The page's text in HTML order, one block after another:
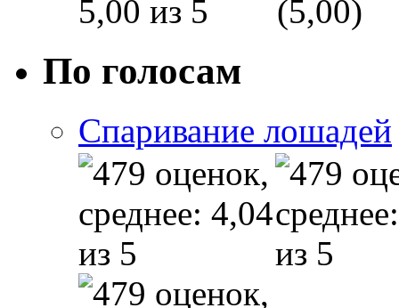
(5,00)
По голосам
Спаривание лошадей